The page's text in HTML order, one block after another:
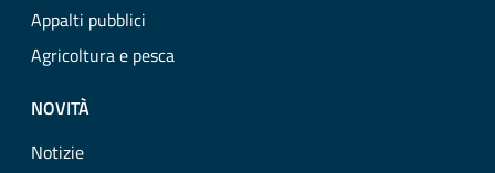
Appalti pubblici
Agricoltura e pesca
NOVITÀ
Notizie